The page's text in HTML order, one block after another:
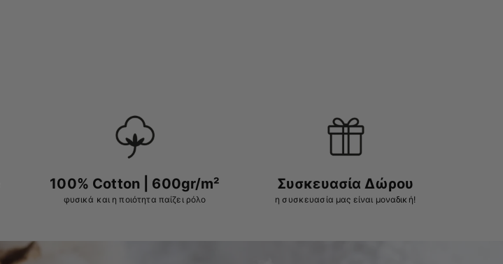
100% Cotton | 600gr/m²
φυσικά και η ποιότητα παίζει ρόλο
Συσκευασία Δώρου
η συσκευασία μας είναι μοναδική!